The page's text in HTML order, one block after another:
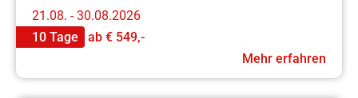
21.08. - 30.08.2026
10 Tage
ab € 549,-
Mehr erfahren